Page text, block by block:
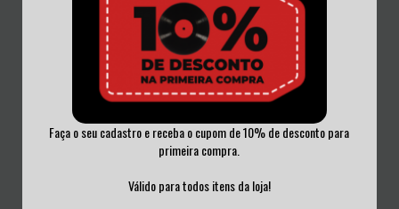
Faça o seu cadastro e receba o cupom de 10% de desconto para
primeira compra.
Válido para todos itens da loja!
RANVIER VINI...
DOUBLE FANT...